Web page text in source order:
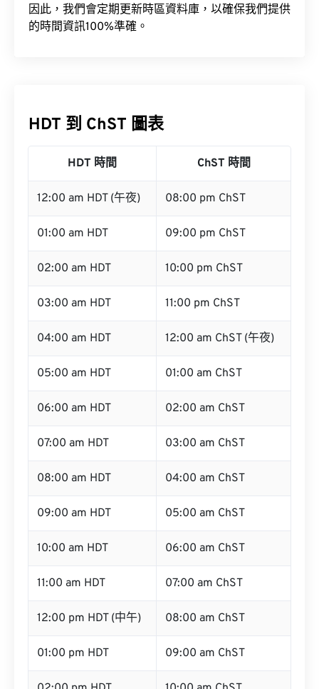
因此，我們會定期更新時區資料庫，以確保我們提供
的時間資訊100%準確。
HDT 到 ChST 圖表
HDT 時間 ChST 時間
12:00 am HDT (午夜) 08:00 pm ChST
01:00 am HDT 09:00 pm ChST
02:00 am HDT 10:00 pm ChST
03:00 am HDT 11:00 pm ChST
04:00 am HDT 12:00 am ChST (午夜)
05:00 am HDT 01:00 am ChST
06:00 am HDT 02:00 am ChST
07:00 am HDT 03:00 am ChST
08:00 am HDT 04:00 am ChST
09:00 am HDT 05:00 am ChST
10:00 am HDT 06:00 am ChST
11:00 am HDT 07:00 am ChST
12:00 pm HDT (中午) 08:00 am ChST
01:00 pm HDT 09:00 am ChST